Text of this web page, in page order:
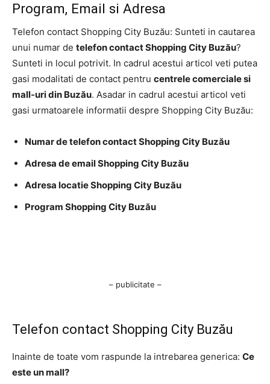
Program, Email si Adresa
Telefon contact Shopping City Buzău: Sunteti in cautarea
unui numar de telefon contact Shopping City Buzău?
Sunteti in locul potrivit. In cadrul acestui articol veti putea
gasi modalitati de contact pentru centrele comerciale si
mall-uri din Buzău. Asadar in cadrul acestui articol veti
gasi urmatoarele informatii despre Shopping City Buzău:
Numar de telefon contact Shopping City Buzău
Adresa de email Shopping City Buzău
Adresa locatie Shopping City Buzău
Program Shopping City Buzău
– publicitate –
Telefon contact Shopping City Buzău
Inainte de toate vom raspunde la intrebarea generica: Ce
este un mall?